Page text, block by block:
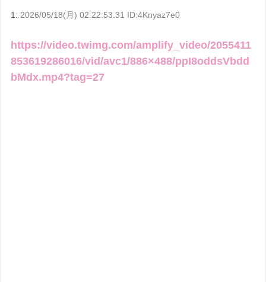
1: 2026/05/18(月) 02:22:53.31 ID:4Knyaz7e0
https://video.twimg.com/amplify_video/2055411
853619286016/vid/avc1/886×488/ppI8oddsVbdd
bMdx.mp4?tag=27